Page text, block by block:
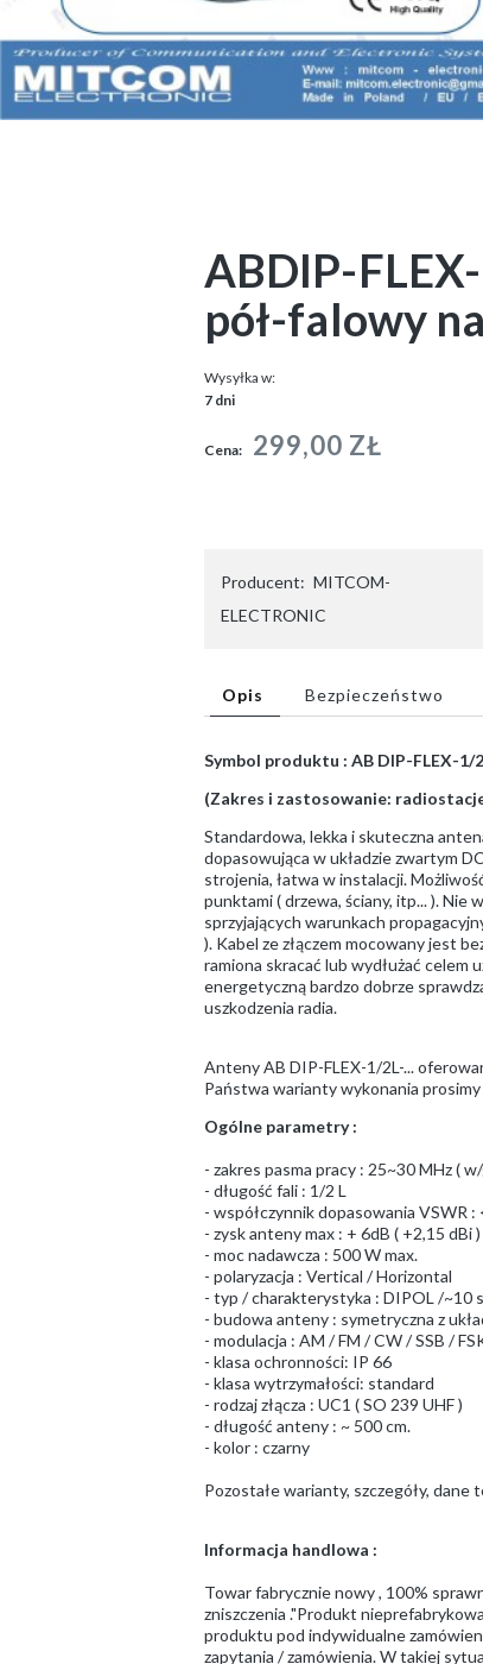
ABDIP-
pół-falowy
Wysyłka w:
7 dni
Cena: 299,00 ZŁ
Producent: MITCOM-
ELECTRONIC
Opis Bezpieczeństwo
Symbol produktu : AB DIP-FLEX-1/
(Zakres i zastosowanie:
Standardowa, lekka i skuteczna
dopasowująca w układzie zwartym
strojenia, łatwa w instalacji.
punktami ( drzewa, ściany, itp... ). Nie
sprzyjających warunkach
). Kabel ze złączem mocowany jest
ramiona skracać lub wydłużać celem
energetyczną bardzo dobrze
uszkodzenia radia.
Anteny AB DIP-FLEX-1/2L-...
Państwa warianty wykonania
Ogólne parametry :
- zakres pasma pracy : 25~30 MHz (
- długość fali : 1/2 L
- współczynnik dopasowania VSWR :
- zysk anteny max : + 6dB ( +2,15 dBi )
- moc nadawcza : 500 W max.
- polaryzacja : Vertical / Horizontal
- typ / charakterystyka : DIPOL /~10
- budowa anteny : symetryczna z
- modulacja : AM / FM / CW / SSB /
- klasa ochronności: IP 66
- klasa wytrzymałości: standard
- rodzaj złącza : UC1 ( SO 239 UHF )
- długość anteny : ~ 500 cm.
- kolor : czarny
Pozostałe warianty, szczegóły,
Informacja handlowa :
Towar fabrycznie nowy , 100%
zniszczenia ."Produkt
produktu pod indywidualne
zapytania / zamówienia. W takiej